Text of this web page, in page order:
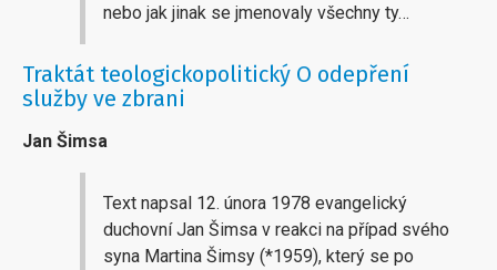
nebo jak jinak se jmenovaly všechny ty…
Traktát teologickopolitický O odepření
služby ve zbrani
Jan Šimsa
Text napsal 12. února 1978 evangelický
duchovní Jan Šimsa v reakci na případ svého
syna Martina Šimsy (*1959), který se po